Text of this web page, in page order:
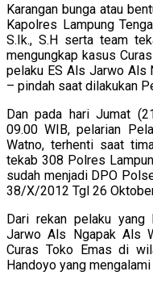
Karangan bunga atau
Kapolres Lampung
S.Ik., S.H serta team
mengungkap kasus
pelaku ES Als Jarwo Als
– pindah saat dilakukan
Dan pada hari Jumat
09.00 WIB, pelarian
Watno, terhenti saat
tekab 308 Polres
sudah menjadi DPO
38/X/2012 Tgl 26
Dari rekan pelaku yang
Jarwo Als Ngapak Als
Curas Toko Emas di
Handoyo yang